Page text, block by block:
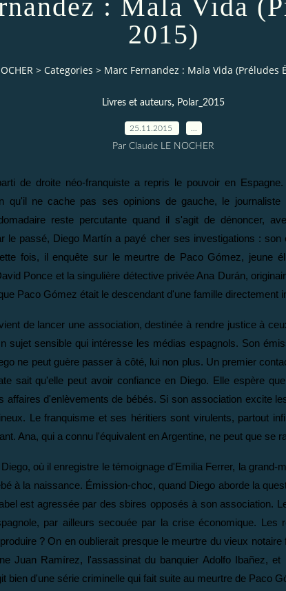
: Mala Vida
2015)
> Categories > Marc Fernandez : Mala Vida (Préludes
Livres et auteurs, Polar_2015
25.11.2015
Par Claude LE NOCHER
de droite néo-franquiste a repris le pouvoir en
qu'il ne cache pas ses opinions de gauche, le
reste percutante quand il s'agit de dénoncer,
le passé, Diego Martín a payé cher ses investigations : son
fois, il enquête sur le meurtre de Paco Gómez, jeune
Ponce et la singulière détective privée Ana Durán,
Paco Gómez était le descendant d'une famille directement
de lancer une association, destinée à rendre justice à
sujet sensible qui intéresse les médias espagnols. Son
ne peut guère passer à côté, lui non plus. Un premier
sait qu'elle peut avoir confiance en Diego. Elle espère
affaires d'enlèvements de bébés. Si son association excite
Le franquisme et ses héritiers sont virulents, partout
Ana, qui a connu l'équivalent en Argentine, ne peut que se
où il enregistre le témoignage d'Emilia Ferrer, la grand-
à la naissance. Émission-choc, quand Diego aborde la
est agressée par des sbires opposés à son association.
par ailleurs secouée par la crise économique. Les
? On en oublierait presque le meurtre du vieux notaire
Juan Ramírez, l'assassinat du banquier Adolfo Ibañez,
bien d'une série criminelle qui fait suite au meurtre de Paco